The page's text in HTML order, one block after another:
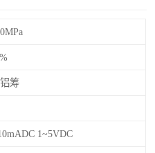
筹
1~5VDC